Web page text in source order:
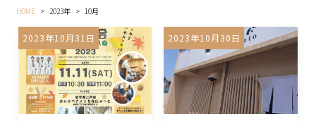
HOME > 2023年 > 10月
2023年10月31日 2023年10月30日